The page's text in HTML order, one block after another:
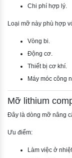
Chi phí hợp lý.
Loại mỡ này phù hợp
Vòng bi.
Động cơ.
Thiết bị cơ khí.
Máy móc công
Mỡ lithium
Đây là dòng mỡ nâng
Ưu điểm:
Làm việc ở